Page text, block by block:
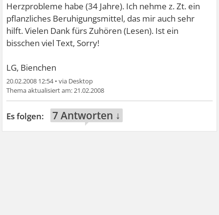
Herzprobleme habe (34 Jahre). Ich nehme z. Zt. ein
pflanzliches Beruhigungsmittel, das mir auch sehr
hilft. Vielen Dank fürs Zuhören (Lesen). Ist ein
bisschen viel Text, Sorry!
LG, Bienchen
20.02.2008 12:54•
21.02.2008
7 Antworten ↓